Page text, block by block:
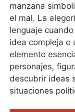
manzana
el mal. La
lenguaje
idea compleja o
elemento
personajes,
descubrir ideas
situaciones